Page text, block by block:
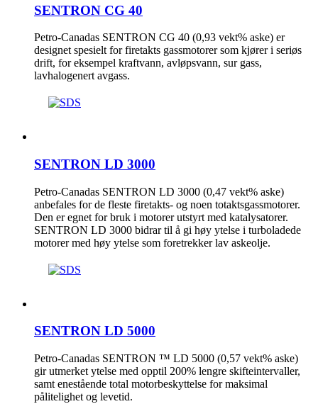
SENTRON CG 40
Petro-Canadas SENTRON CG 40 (0,93 vekt% aske) er
designet spesielt for firetakts gassmotorer som kjører i seriøs
drift, for eksempel kraftvann, avløpsvann, sur gass,
lavhalogenert avgass.
SENTRON LD 3000
Petro-Canadas SENTRON LD 3000 (0,47 vekt% aske)
anbefales for de fleste firetakts- og noen totaktsgassmotorer.
Den er egnet for bruk i motorer utstyrt med katalysatorer.
SENTRON LD 3000 bidrar til å gi høy ytelse i turboladede
motorer med høy ytelse som foretrekker lav askeolje.
SENTRON LD 5000
Petro-Canadas SENTRON ™ LD 5000 (0,57 vekt% aske)
gir utmerket ytelse med opptil 200% lengre skifteintervaller,
samt enestående total motorbeskyttelse for maksimal
pålitelighet og levetid.